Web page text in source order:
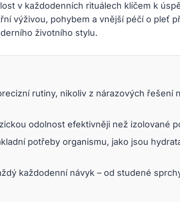
v každodenních rituálech klíčem k
výživou, pohybem a vnější péčí o pleť
životního stylu.
rutiny, nikoliv z nárazových řešení
odolnost efektivněji než izolované
potřeby organismu, jako jsou
každodenní návyk – od studené